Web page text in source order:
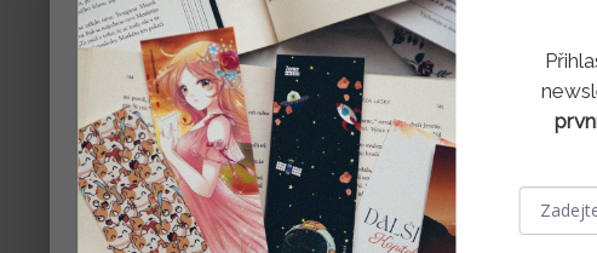
Souhlas s
Na našem webu pracujeme se soubory cookies, které
služby a personalizovat nabídky.
Soubory cookies si pamatují, co a jak ve svém prohlížeči
Díky tomu webová stránka funguje podle vás a je
preferencím.
Blokování některých typů souborů může mít vliv na vaši
naším webem, také nebudeme schopni poskytnout vám